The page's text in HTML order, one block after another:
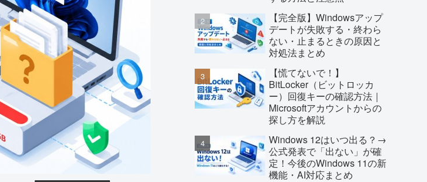
【完全版】Windowsアップ
デートが失敗する・終わら
ない・止まるときの原因と
対処法まとめ
【慌てないで！】
BitLocker（ビットロッカ
ー）回復キーの確認方法｜
Microsoftアカウントからの
探し方を解説
Windows 12はいつ出る？→
公式発表で「出ない」が確
定！今後のWindows 11の新
機能・AI対応まとめ